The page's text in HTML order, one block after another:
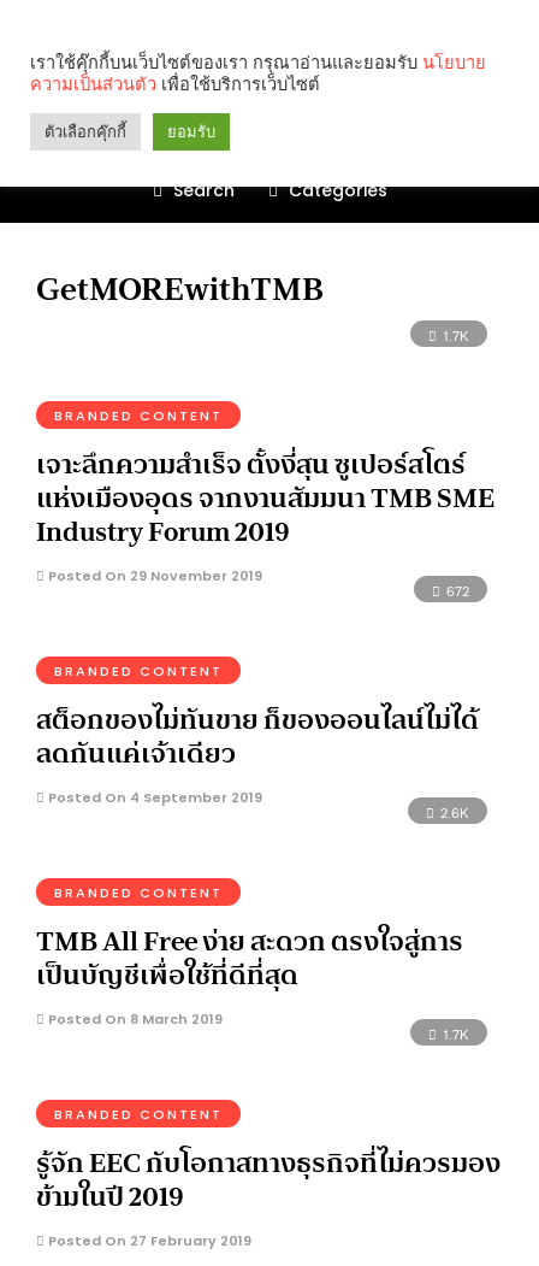
Search Categories
GetMOREwithTMB
1.7K
BRANDED CONTENT
เจาะลึกความสำเร็จ ตั้งงี่สุน ซูเปอร์สโตร์
แห่งเมืองอุดร จากงานสัมมนา TMB SME
Industry Forum 2019
Posted On 29 November 2019
672
BRANDED CONTENT
สต็อกของไม่ทันขาย ก็ของออนไลน์ไม่ได้
ลดกันแค่เจ้าเดียว
Posted On 4 September 2019
2.6K
BRANDED CONTENT
TMB All Free ง่าย สะดวก ตรงใจสู่การ
เป็นบัญชีเพื่อใช้ที่ดีที่สุด
Posted On 8 March 2019
1.7K
BRANDED CONTENT
รู้จัก EEC กับโอกาสทางธุรกิจที่ไม่ควรมอง
ข้ามในปี 2019
Posted On 27 February 2019
เราใช้คุ๊กกี้บนเว็บไซต์ของเรา กรุณาอ่านและยอมรับ นโยบาย
ความเป็นส่วนตัว เพื่อใช้บริการเว็บไซต์
ตัวเลือกคุ๊กกี้ ยอมรับ